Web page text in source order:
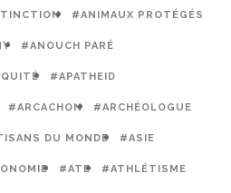
#ANIMAUX PROTÉGÉS
#ANOUCH PARÉ
#APATHEID
#ARCACHON #ARCHÉOLOGUE
DU MONDE #ASIE
#ATE #ATHLÉTISME